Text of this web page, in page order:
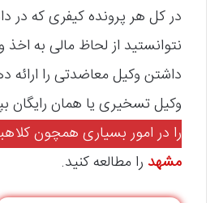
در کل هر پرونده‌ کیفری که در
نتوانستید از لحاظ مالی به اخذ
داشتن وکیل معاضدتی را
وکیل تسخیری یا همان رایگان
را در امور بسیاری همچون
مشهد را مطالعه کنید.